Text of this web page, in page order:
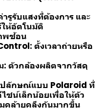
รับแสงที่ต้องการ และ
ให้อัตโนมัติ
พซ้อน
ตั้งเวลาถ่ายหรือ
ตัวกล้องผลิตจากวัสดุ
ลักษณ์แบบ Polaroid ที่
ซน์เล็กน้อยเพื่อให้ตัว
คล้ายคลึงกันมากขึ้น